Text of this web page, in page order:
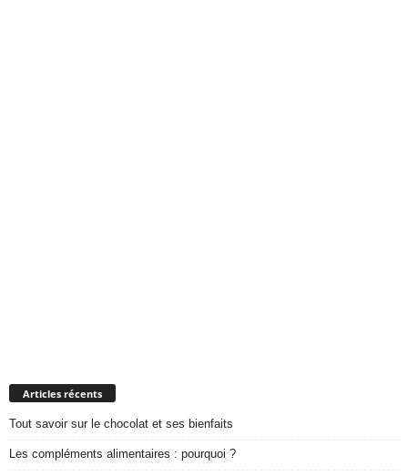
Articles récents
Tout savoir sur le chocolat et ses bienfaits
Les compléments alimentaires : pourquoi ?